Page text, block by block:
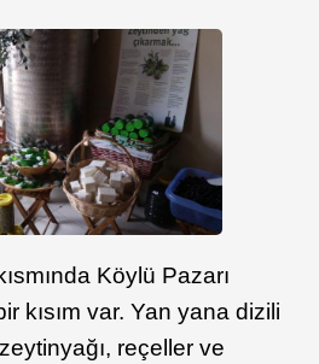
Köylü Pazarı
kısım var. Yan yana dizili
reçeller ve